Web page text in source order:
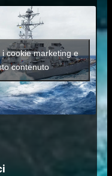
cookie marketing e
contenuto